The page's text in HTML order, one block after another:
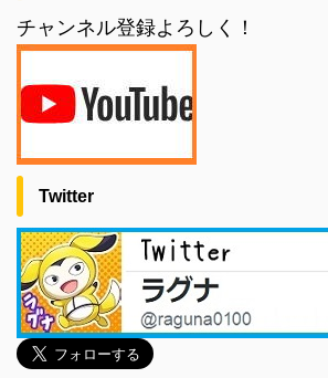
チャンネル登録よろしく！
Twitter